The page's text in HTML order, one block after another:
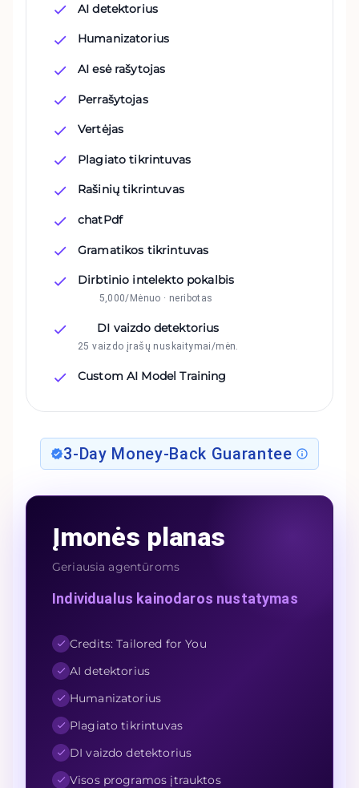
AI detektorius
Humanizatorius
AI esė rašytojas
Perrašytojas
Vertėjas
Plagiato tikrintuvas
Rašinių tikrintuvas
chatPdf
Gramatikos tikrintuvas
Dirbtinio intelekto pokalbis
5,000/Mėnuo · neribotas
DI vaizdo detektorius
25 vaizdo įrašų nuskaitymai/mėn.
Custom AI Model Training
3-Day Money-Back Guarantee
Įmonės planas
Geriausia agentūroms
Individualus kainodaros nustatymas
Credits: Tailored for You
AI detektorius
Humanizatorius
Plagiato tikrintuvas
DI vaizdo detektorius
Visos programos įtrauktos